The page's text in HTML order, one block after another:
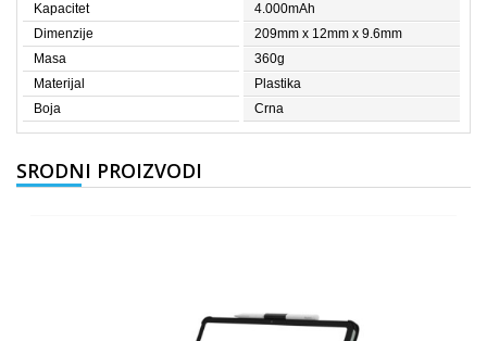
Kapacitet
4.000mAh
Dimenzije
209mm x 12mm x 9.6mm
Masa
360g
Materijal
Plastika
Boja
Crna
SRODNI PROIZVODI